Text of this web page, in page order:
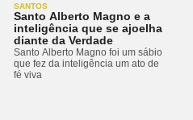
SANTOS
Santo Alberto Magno e a
inteligência que se ajoelha
diante da Verdade
Santo Alberto Magno foi um sábio
que fez da inteligência um ato de
fé viva